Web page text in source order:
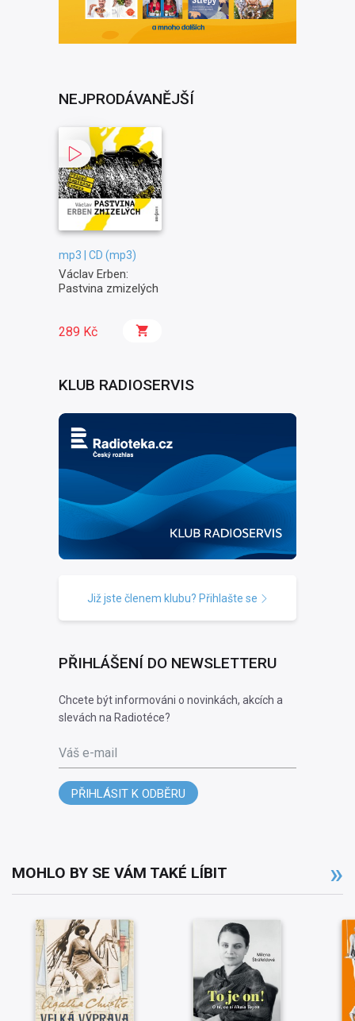
NEJPRODÁVANĚJŠÍ
mp3 | CD (mp3)
Václav Erben:
Pastvina zmizelých
289 Kč
KLUB RADIOSERVIS
Již jste členem klubu? Přihlašte se
PŘIHLÁŠENÍ DO NEWSLETTERU
Chcete být informováni o novinkách, akcích a
slevách na Radiotéce?
Váš e-mail
PŘIHLÁSIT K ODBĚRU
MOHLO BY SE VÁM TAKÉ LÍBIT